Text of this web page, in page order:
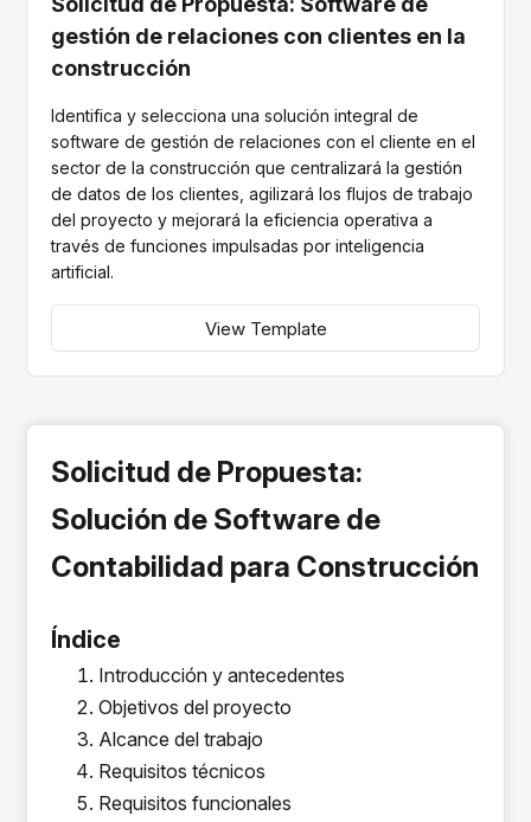
gestión de relaciones con clientes en la
construcción
Identifica y selecciona una solución integral de
software de gestión de relaciones con el cliente en el
sector de la construcción que centralizará la gestión
de datos de los clientes, agilizará los flujos de trabajo
del proyecto y mejorará la eficiencia operativa a
través de funciones impulsadas por inteligencia
artificial.
View Template
Solicitud de Propuesta:
Solución de Software de
Contabilidad para Construcción
Índice
Introducción y antecedentes
Objetivos del proyecto
Alcance del trabajo
Requisitos técnicos
Requisitos funcionales